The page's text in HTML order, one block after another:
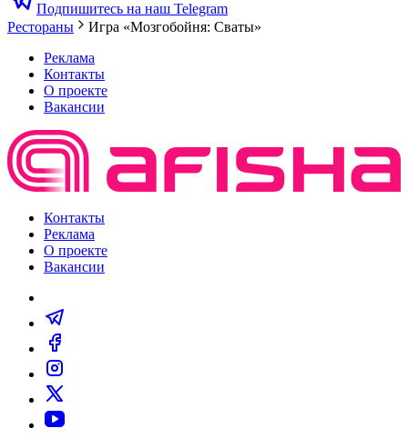
Подпишитесь на наш Telegram
Рестораны
Игра «Мозгобойня: Сваты»
Реклама
Контакты
О проекте
Вакансии
Контакты
Реклама
О проекте
Вакансии